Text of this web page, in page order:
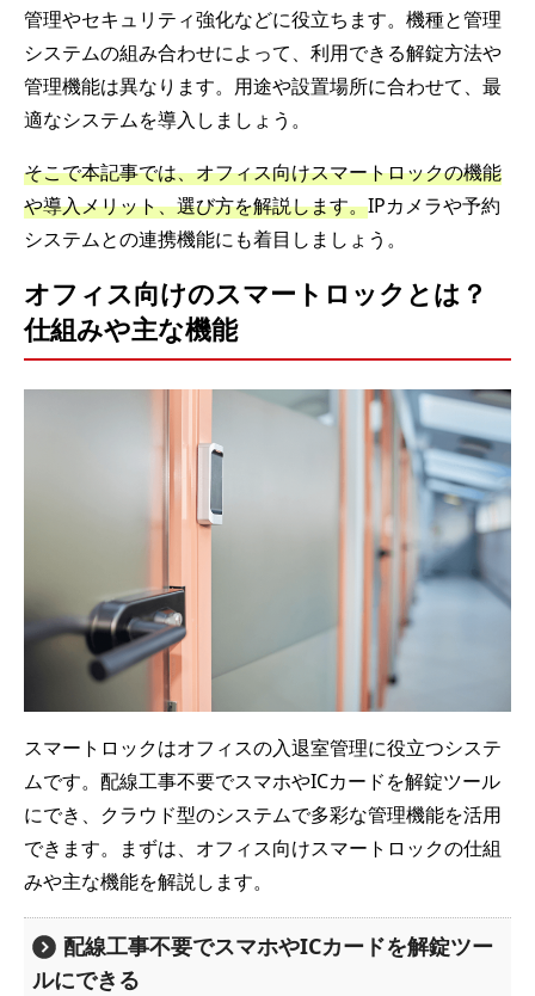
管理やセキュリティ強化などに役立ちます。機種と管理
システムの組み合わせによって、利用できる解錠方法や
管理機能は異なります。用途や設置場所に合わせて、最
適なシステムを導入しましょう。
そこで本記事では、オフィス向けスマートロックの機能
や導入メリット、選び方を解説します。IPカメラや予約
システムとの連携機能にも着目しましょう。
オフィス向けのスマートロックとは？
仕組みや主な機能
スマートロックはオフィスの入退室管理に役立つシステ
ムです。配線工事不要でスマホやICカードを解錠ツール
にでき、クラウド型のシステムで多彩な管理機能を活用
できます。まずは、オフィス向けスマートロックの仕組
みや主な機能を解説します。
配線工事不要でスマホやICカードを解錠ツー
ルにできる